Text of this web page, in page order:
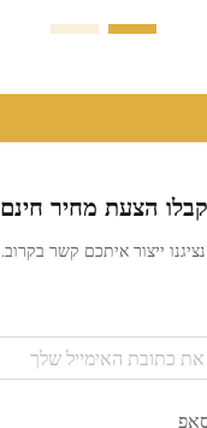
קבלו הצעת מחיר חינם
נציגנו ייצור איתכם קשר בקרוב.